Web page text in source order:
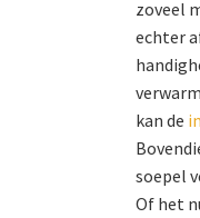
zoveel
echter
kan de
soepel
Of het